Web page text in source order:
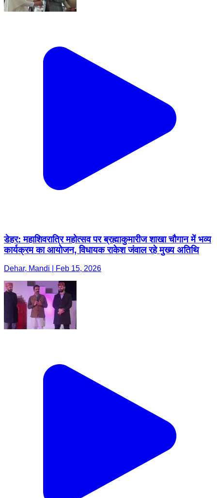
डेहर: महाशिवरात्रि महोत्सव पर ब्रह्माकुमारीज शाखा चौगान में भव्य
कार्यक्रम का आयोजन, विधायक राकेश जंवाल रहे मुख्य अतिथि
Dehar, Mandi | Feb 15, 2026